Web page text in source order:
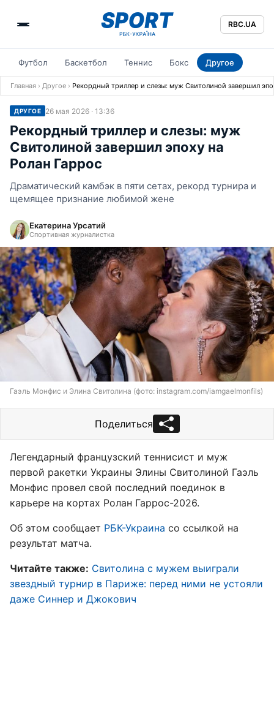
RBC.UA
Футбол Баскетбол Теннис Бокс Другое
Главная › Другое › Рекордный триллер и слезы: муж Свитолиной завершил
ДРУГОЕ 26 мая 2026 · 13:36
Рекордный триллер и слезы: муж
Свитолиной завершил эпоху на
Ролан Гаррос
Драматический камбэк в пяти сетах, рекорд турнира и
щемящее признание любимой жене
Екатерина Урсатий
Спортивная журналистка
Гаэль Монфис и Элина Свитолина (фото: instagram.com/iamgaelmonfils)
Поделиться
Легендарный французский теннисист и муж
первой ракетки Украины Элины Свитолиной Гаэль
Монфис провел свой последний поединок в
карьере на кортах Ролан Гаррос-2026.
Об этом сообщает РБК-Украина со ссылкой на
результат матча.
Читайте также: Свитолина с мужем выиграли
звездный турнир в Париже: перед ними не устояли
даже Синнер и Джокович